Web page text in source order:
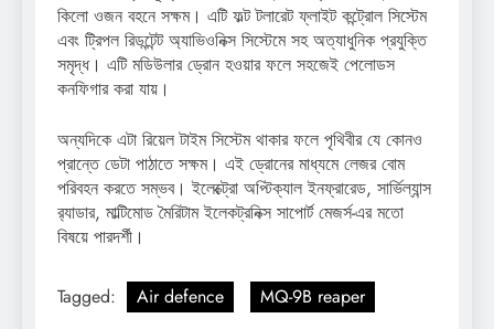
কিলো ওজন বহনে সক্ষম। এটি ফল্ট টলারেট ফ্লাইট কন্ট্রোল সিস্টেম
এবং ট্রিপল রিডন্টেন্ট অ্যাভিওনিক্স সিস্টেমে সহ অত্যাধুনিক প্রযুক্তি
সমৃদ্ধ। এটি মডিউলার ড্রোন হওয়ার ফলে সহজেই পেলোডস
কনফিগার করা যায়।
অন্যদিকে এটা রিয়েল টাইম সিস্টেম থাকার ফলে পৃথিবীর যে কোনও
প্রান্তে ডেটা পাঠাতে সক্ষম। এই ড্রোনের মাধ্যমে লেজর বোম
পরিবহন করতে সম্ভব। ইলেক্ট্রো অপ্টিক্যাল ইনফ্রারেড, সার্ভিল্যান্স
র‍্যাডার, মাল্টিমোড মৈরিটাম ইলেকট্রনিক্স সাপোর্ট মেজর্স-এর মতো
বিষয়ে পারদর্শী।
Tagged: Air defence MQ-9B reaper